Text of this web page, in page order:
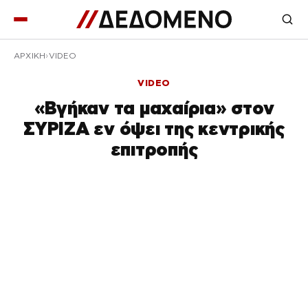
ΑΡΧΙΚΉ VIDEO
VIDEO
«Βγήκαν τα μαχαίρια» στον
ΣΥΡΙΖΑ εν όψει της κεντρικής
επιτροπής